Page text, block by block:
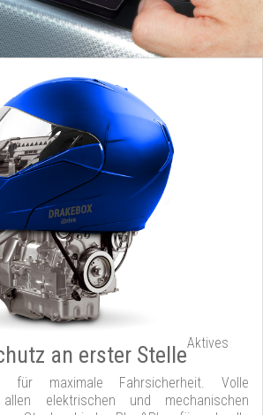
an erster StelleAktives
für maximale Fahrsicherheit. Volle
elektrischen und mechanischen